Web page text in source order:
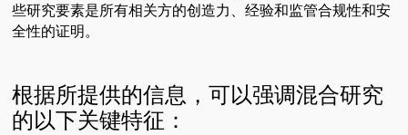
些研究要素是所有相关方的创造力、经验和监管合规性和安
全性的证明。
根据所提供的信息，可以强调混合研究
的以下关键特征：